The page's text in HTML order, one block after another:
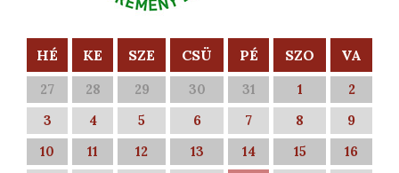
HÉ KE SZE CSÜ PÉ SZO VA
27 28 29 30 31 1
2
3
4 5 6 7 8
9
10
11 12 13 14 15
16